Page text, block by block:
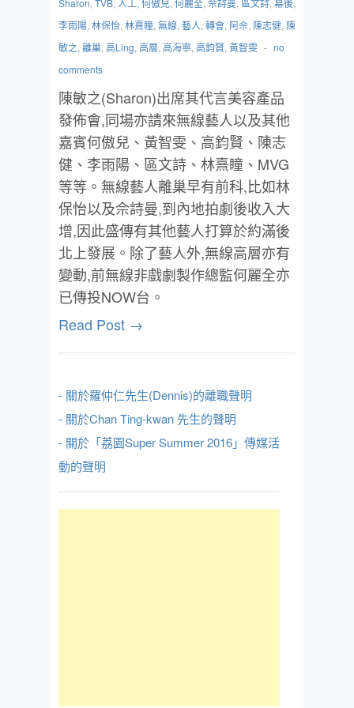
Sharon, TVB, 人工, 何傲兒, 何麗全, 佘詩曼, 區文詩, 幕後,
李雨陽, 林保怡, 林熹瞳, 無線, 藝人, 轉會, 阿佘, 陳志健, 陳
敏之, 離巢, 高Ling, 高層, 高海寧, 高鈞賢, 黃智雯 - no
comments
陳敏之(Sharon)出席其代言美容產品
發佈會,同場亦請來無線藝人以及其他
嘉賓何傲兒、黃智雯、高鈞賢、陳志
健、李雨陽、區文詩、林熹瞳、MVG
等等。無線藝人離巢早有前科,比如林
保怡以及佘詩曼,到內地拍劇後收入大
增,因此盛傳有其他藝人打算於約滿後
北上發展。除了藝人外,無線高層亦有
變動,前無線非戲劇製作總監何麗全亦
已傳投NOW台。
Read Post →
- 關於羅仲仁先生(Dennis)的離職聲明
- 關於Chan Ting-kwan 先生的聲明
- 關於「荔園Super Summer 2016」傳媒活
動的聲明